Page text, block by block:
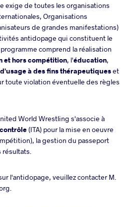
exige de toutes les organisations
Organisations
de grandes manifestations)
antidopage qui constituent le
comprend la réalisation
et hors compétition, l'éducation,
à des fins thérapeutiqueset
toute violation éventuelle des règles
World Wrestling s'associe à
(ITA) pour la mise en oeuvre
la gestion du passeport
résultats.
l'antidopage, veuillez contacter M.